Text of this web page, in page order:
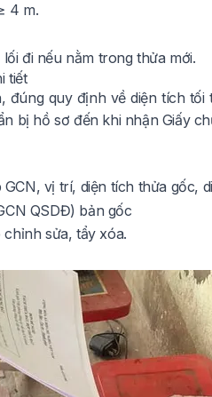
4 m.
đi nếu nằm trong thửa mới.
tiết
quy định về diện tích
bị hồ sơ đến khi nhận Giấy
vị trí, diện tích thửa gốc,
QSDĐ) bản gốc
sửa, tẩy xóa.